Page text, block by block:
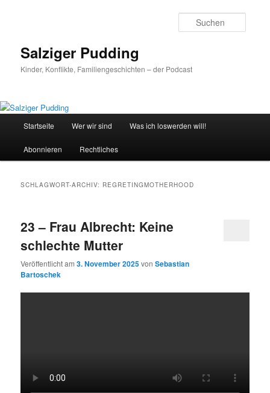
Salziger Pudding
Kinder, Konflikte, Familiengeschichten – der Podcast
Startseite Wer wir sind Was ich loswerden will!
Abonnieren Rechtliches
SCHLAGWORT-ARCHIV: REGRETINGMOTHERHOOD
23 – Frau Albrecht: Keine
schlechte Mutter
Veröffentlicht am3. November 2025vonSebastian
Bartoschek